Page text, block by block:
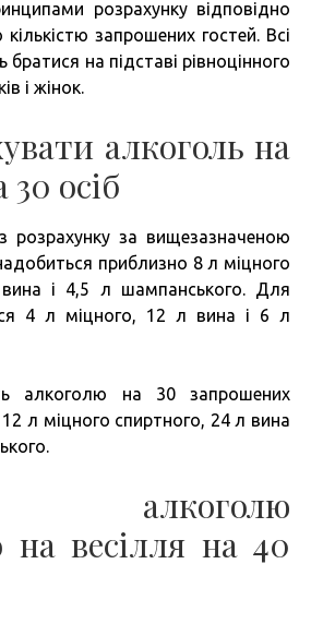
розрахунку відповідно
запрошених гостей. Всі
братися на підставі рівноцінного
і жінок.
алкоголь на
30 осіб
розрахунку за вищезазначеною
приблизно 8 л міцного
і 4,5 л шампанського. Для
4 л міцного, 12 л вина і 6 л
алкоголю на 30 запрошених
л міцного спиртного, 24 л вина
алкоголю
на весілля на 40